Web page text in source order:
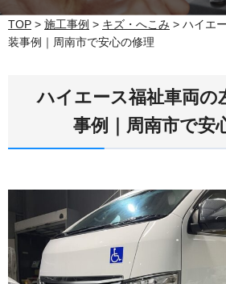
TOP > 施工事例 > キズ・へこみ > ハイエ
装事例｜周南市で安心の修理
ハイエース福祉車両の
事例｜周南市で安